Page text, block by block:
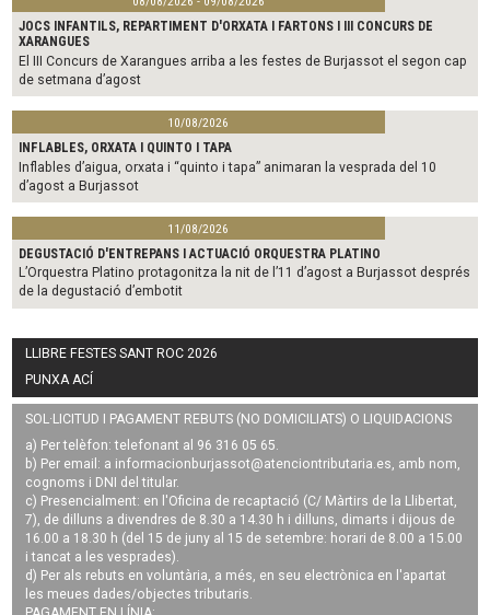
JOCS INFANTILS, REPARTIMENT D'ORXATA I FARTONS I III CONCURS DE
XARANGUES
El III Concurs de Xarangues arriba a les festes de Burjassot el segon cap
de setmana d’agost
10/08/2026
INFLABLES, ORXATA I QUINTO I TAPA
Inflables d’aigua, orxata i “quinto i tapa” animaran la vesprada del 10
d’agost a Burjassot
11/08/2026
DEGUSTACIÓ D'ENTREPANS I ACTUACIÓ ORQUESTRA PLATINO
L’Orquestra Platino protagonitza la nit de l’11 d’agost a Burjassot després
de la degustació d’embotit
LLIBRE FESTES SANT ROC 2026
PUNXA ACÍ
SOL·LICITUD I PAGAMENT REBUTS (NO DOMICILIATS) O LIQUIDACIONS
a) Per telèfon: telefonant al 96 316 05 65.
b) Per email: a informacionburjassot@atenciontributaria.es, amb nom,
cognoms i DNI del titular.
c) Presencialment: en l'Oficina de recaptació (C/ Màrtirs de la Llibertat,
7), de dilluns a divendres de 8.30 a 14.30 h i dilluns, dimarts i dijous de
16.00 a 18.30 h (del 15 de juny al 15 de setembre: horari de 8.00 a 15.00
i tancat a les vesprades).
d) Per als rebuts en voluntària, a més, en seu electrònica en l'apartat
les meues dades/objectes tributaris.